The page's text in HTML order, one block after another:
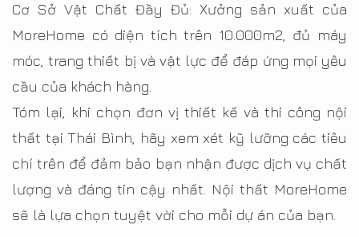
Cơ Sở Vật Chất Đầy Đủ: Xưởng sản xuất của
MoreHome có diện tích trên 10.000m2, đủ máy
móc, trang thiết bị và vật lực để đáp ứng mọi yêu
cầu của khách hàng.
Tóm lại, khi chọn đơn vị thiết kế và thi công nội
thất tại Thái Bình, hãy xem xét kỹ lưỡng các tiêu
chí trên để đảm bảo bạn nhận được dịch vụ chất
lượng và đáng tin cậy nhất. Nội thất MoreHome
sẽ là lựa chọn tuyệt vời cho mỗi dự án của bạn.